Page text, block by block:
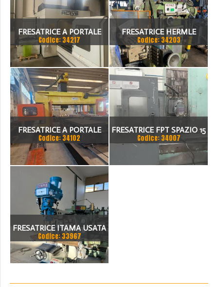
FRESATRICE A PORTALE
ACTIVE FIVE 3000
Codice: 34217
FRESATRICE HERMLE
Codice: 34203
FRESATRICE A PORTALE
NORMA
Codice: 34102
FRESATRICE FPT SPAZIO 15
Codice: 34007
FRESATRICE ITAMA USATA
Codice: 33967